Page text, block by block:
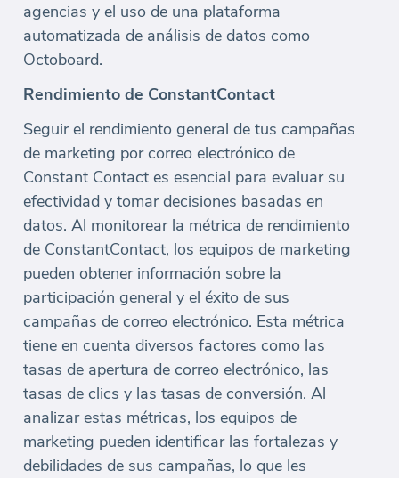
agencias y el uso de una plataforma
automatizada de análisis de datos como
Octoboard.
Rendimiento de ConstantContact
Seguir el rendimiento general de tus campañas
de marketing por correo electrónico de
Constant Contact es esencial para evaluar su
efectividad y tomar decisiones basadas en
datos. Al monitorear la métrica de rendimiento
de ConstantContact, los equipos de marketing
pueden obtener información sobre la
participación general y el éxito de sus
campañas de correo electrónico. Esta métrica
tiene en cuenta diversos factores como las
tasas de apertura de correo electrónico, las
tasas de clics y las tasas de conversión. Al
analizar estas métricas, los equipos de
marketing pueden identificar las fortalezas y
debilidades de sus campañas, lo que les